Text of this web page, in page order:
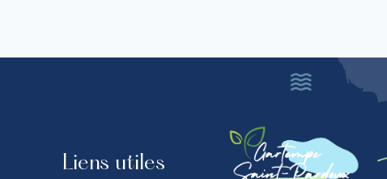
Liens utiles